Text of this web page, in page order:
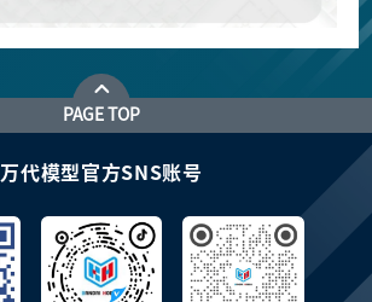
PAGE TOP
万代模型官方SNS账号